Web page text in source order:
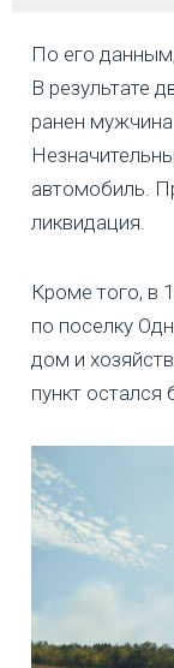
По его
В результате
ранен
автомобиль.
ликвидация.
Кроме того, в
по поселку
дом и
пункт остался